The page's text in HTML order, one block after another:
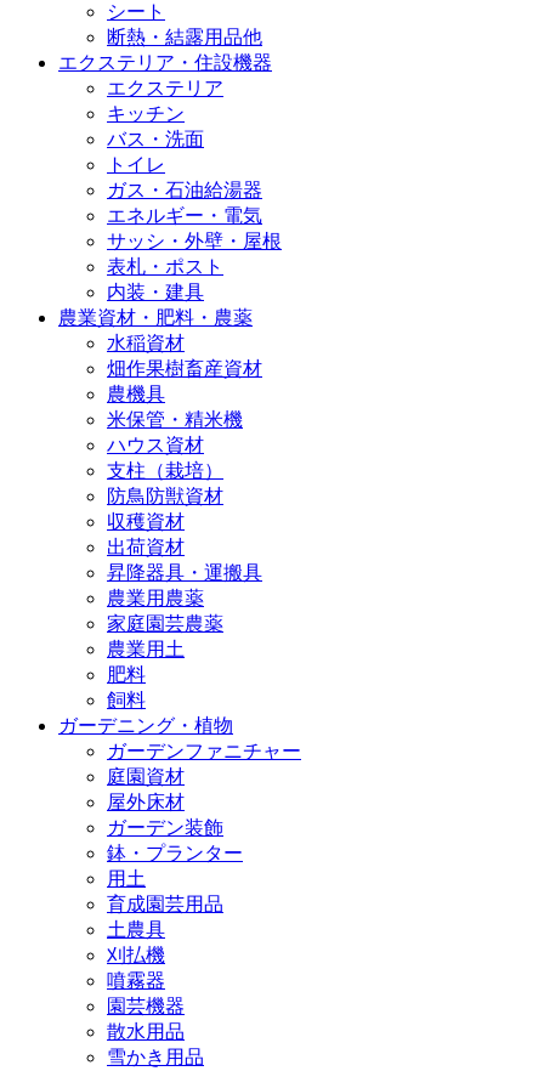
シート
断熱・結露用品他
エクステリア・住設機器
エクステリア
キッチン
バス・洗面
トイレ
ガス・石油給湯器
エネルギー・電気
サッシ・外壁・屋根
表札・ポスト
内装・建具
農業資材・肥料・農薬
水稲資材
畑作果樹畜産資材
農機具
米保管・精米機
ハウス資材
支柱（栽培）
防鳥防獣資材
収穫資材
出荷資材
昇降器具・運搬具
農業用農薬
家庭園芸農薬
農業用土
肥料
飼料
ガーデニング・植物
ガーデンファニチャー
庭園資材
屋外床材
ガーデン装飾
鉢・プランター
用土
育成園芸用品
土農具
刈払機
噴霧器
園芸機器
散水用品
雪かき用品